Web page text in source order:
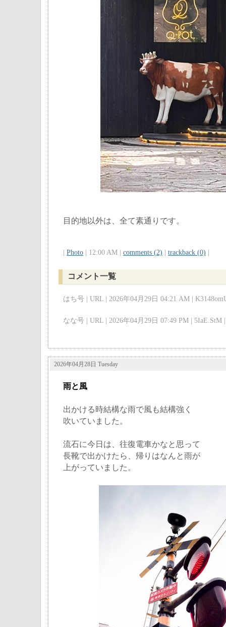
目的地以外は、全て素通りです。
Photo | 12:00 AM | comments (2) trackback (0)
コメント一覧
はち号 | URL | 2026年04月29日 04:21 AM |
なな号 | URL | 2026年04月29日 07:49 PM | 5IaE.StM |
2026年04月28日 Tuesday
雨と風
出かける時結構な雨で風も結構強く
吹いていました。
流石に今日は、往復電車かなと思って
長靴で出かけたら、帰りはなんと雨が
上がっていました。